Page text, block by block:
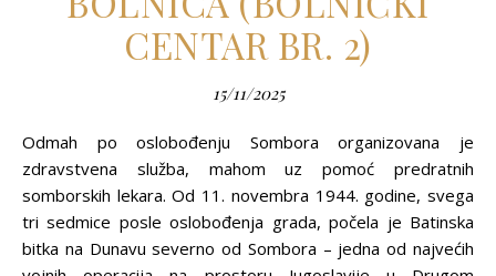
CENTAR BR. 2)
15/11/2025
Odmah po oslobođenju Sombora organizovana je
zdravstvena služba, mahom uz pomoć predratnih
somborskih lekara. Od 11. novembra 1944. godine, svega
tri sedmice posle oslobođenja grada, počela je Batinska
bitka na Dunavu severno od Sombora – jedna od najvećih